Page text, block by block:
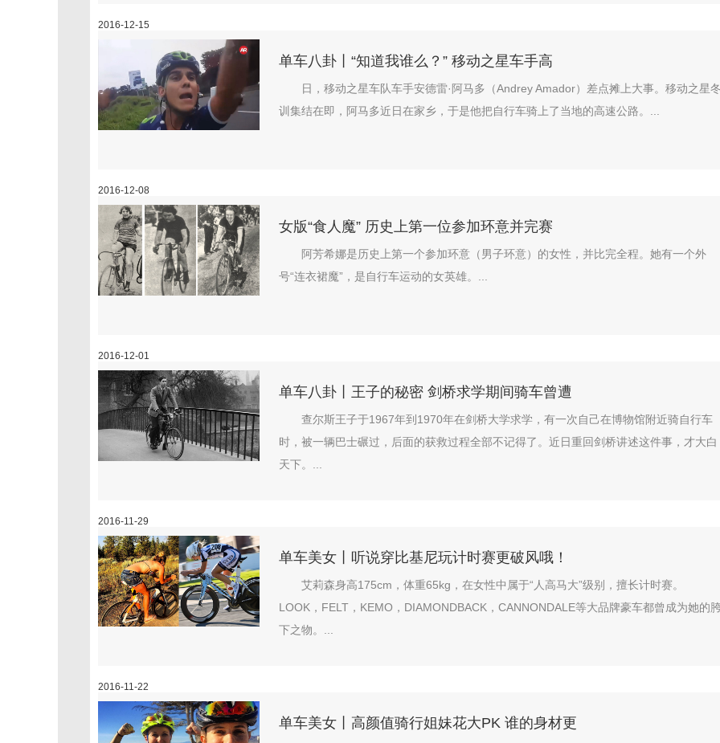
2016-12-15
单车八卦丨“知道我谁么？” 移动之星车手高
日，移动之星车队车手安德雷·阿马多（Andrey Amador）差点摊上大事。移动之星
训集结在即，阿马多近日在家乡，于是他把自行车骑上了当地的高速公路。...
2016-12-08
女版“食人魔” 历史上第一位参加环意并完赛
阿芳希娜是历史上第一个参加环意（男子环意）的女性，并比完全程。她有一个外
号“连衣裙魔”，是自行车运动的女英雄。...
2016-12-01
单车八卦丨王子的秘密 剑桥求学期间骑车曾遭
查尔斯王子于1967年到1970年在剑桥大学求学，有一次自己在博物馆附近骑自行车
时，被一辆巴士碾过，后面的获救过程全部不记得了。近日重回剑桥讲述这件事，才大白
天下。...
2016-11-29
单车美女丨听说穿比基尼玩计时赛更破风哦！
艾莉森身高175cm，体重65kg，在女性中属于“人高马大”级别，擅长计时赛。
LOOK，FELT，KEMO，DIAMONDBACK，CANNONDALE等大品牌豪车都曾成为她的
下之物。...
2016-11-22
单车美女丨高颜值骑行姐妹花大PK 谁的身材更